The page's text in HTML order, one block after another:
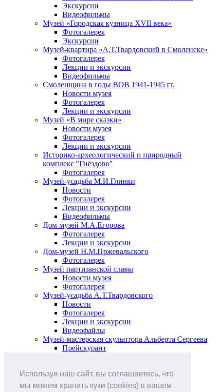
Используя наш сайт, вы соглашаетесь, что
мы можем хранить куки (cookies) в вашем
Экскурсии
Видеофильмы
Музей «Городская кузница XVII века»
Фотогалерея
Экскурсии
Музей-квартира «А.Т.Твардовский в Смоленске»
Фотогалерея
Лекции и экскурсии
Видеофильмы
Смоленщина в годы ВОВ 1941-1945 гг.
Новости музея
Фотогалерея
Лекции и экскурсии
Музей «В мире сказки»
Новости музея
Фотогалерея
Лекции и экскурсии
Историко-археологический и природный
комплекс "Гнёздово"
Фотогалерея
Музей-усадьба М.И.Глинки
Новости
Фотогалерея
Лекции и экскурсии
Видеофильмы
Дом-музей М.А.Егорова
Фотогалерея
Лекции и экскурсии
Дом-музей Н.М.Пржевальского
Фотогалерея
Музей партизанской славы
Новости музея
Фотогалерея
Музей-усадьба А.Т.Твардовского
Новости
Фотогалерея
Лекции и экскурсии
Видеофайлы
Музей-мастерская скульптора Альберта Сергеева
Прейскурант
Анонс мероприятий
Виртуальные выставки